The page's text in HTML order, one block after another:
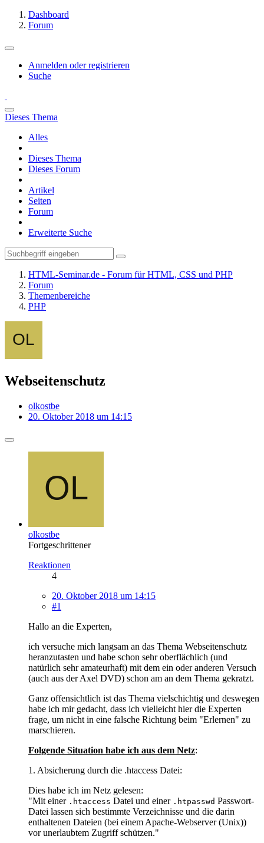
Dashboard
Forum
Anmelden oder registrieren
Suche
Dieses Thema
Alles
Dieses Thema
Dieses Forum
Artikel
Seiten
Forum
Erweiterte Suche
HTML-Seminar.de - Forum für HTML, CSS und PHP
Forum
Themenbereiche
PHP
Webseitenschutz
olkostbe
20. Oktober 2018 um 14:15
olkostbe
Fortgeschrittener
Reaktionen
4
20. Oktober 2018 um 14:15
#1
Hallo an die Experten,
ich versuche mich langsam an das Thema Webseitenschutz
heranzutasten und habe schon sehr oberflächlich (und
natürlich sehr amateurhaft) mit dem ein oder anderen Versuch
(auch aus der Axel DVD) schon am an dem Thema gekratzt.
Ganz offensichtlich ist das Thema vielschichtig und deswegen
habe ich mir gedacht, dass ich vielleicht hier die Experten
frage, um nicht in eine falsche Richtung beim "Erlernen" zu
marschieren.
Folgende Situation habe ich aus dem Netz:
1. Absicherung durch die .htaccess Datei:
Dies habe ich im Netz gelesen:
"Mit einer .htaccess Datei und einer .htpasswd Passwort-
Datei lassen sich bestimmte Verzeichnisse und die darin
enthaltenen Dateien (bei einem Apache-Webserver (Unix))
vor unerlaubtem Zugriff schützen."